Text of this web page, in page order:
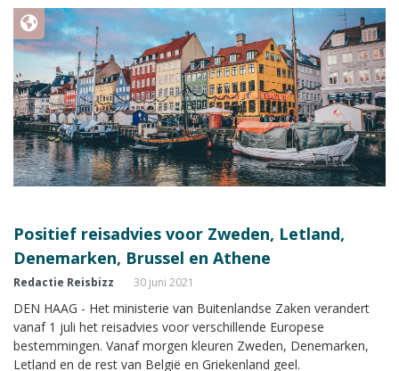
Positief reisadvies voor Zweden, Letland,
Denemarken, Brussel en Athene
Redactie Reisbizz 30 juni 2021
DEN HAAG - Het ministerie van Buitenlandse Zaken verandert
vanaf 1 juli het reisadvies voor verschillende Europese
bestemmingen. Vanaf morgen kleuren Zweden, Denemarken,
Letland en de rest van België en Griekenland geel.